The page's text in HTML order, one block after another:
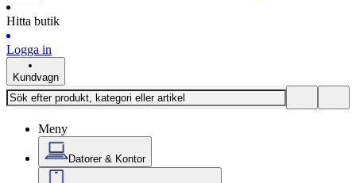
Hitta butik
Logga in
Kundvagn
Meny
Datorer & Kontor